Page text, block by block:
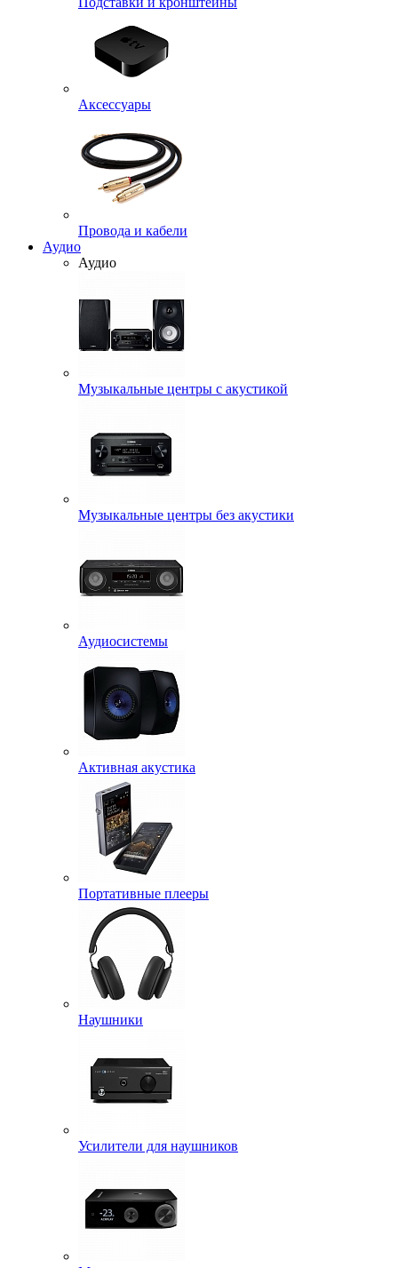
Аксессуары
Провода и кабели
Аудио
Аудио
Музыкальные центры с акустикой
Музыкальные центры без акустики
Аудиосистемы
Активная акустика
Портативные плееры
Наушники
Усилители для наушников